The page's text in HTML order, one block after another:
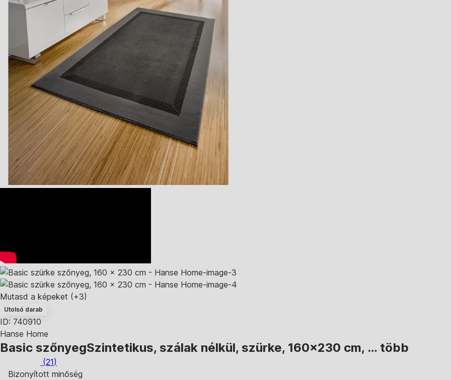
Mutasd a képeket (+3)
Utolsó darab
ID: 740910
Hanse Home
Basic szőnyegSzintetikus, szálak nélkül, szürke, 160x230 cm, … több
(21)
Bizonyított minőség